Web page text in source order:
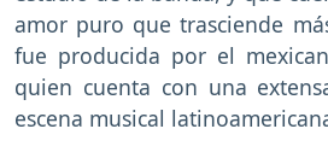
amor puro que trasciende
fue producida por el
quien cuenta con una
escena musical